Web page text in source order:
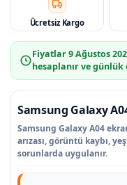
Ücretsiz Kargo
Fiyatlar9 Ağustos
hesaplanır ve
Samsung Galaxy
Samsung Galaxy A04
arızası, görüntü kaybı,
sorunlarda uygulanır.